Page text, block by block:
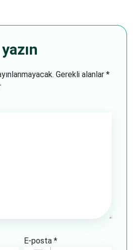
Gerekli alanlar *
E-posta*